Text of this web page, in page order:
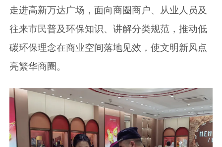
走进高新万达广场，面向商圈商户、从业人员及
往来市民普及环保知识、讲解分类规范，推动低
碳环保理念在商业空间落地见效，使文明新风点
亮繁华商圈。